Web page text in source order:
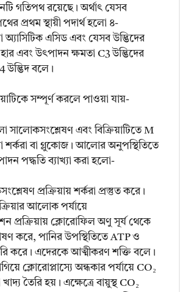
গতিপথ রয়েছে। অর্থাৎ যেসব
প্রথম স্থায়ী পদার্থ হলো ৪-
অ্যাসিটিক এসিড এবং যেসব উদ্ভিদের
এবং উৎপাদন ক্ষমতা C3 উদ্ভিদের
উদ্ভিদ বলে।
সম্পূর্ণ করলে পাওয়া যায়-
সালোকসংশ্লেষণ এবং বিক্রিয়াটিতে M
বা গ্লুকোজ। আলোর অনুপস্থিতিতে
পদ্ধতি ব্যাখ্যা করা হলো-
প্রক্রিয়ায় শর্করা প্রস্তুত করে।
আলোক পর্যায়ে
প্রক্রিয়ায় ক্লোরোফিল অণু সূর্য থেকে
পানির উপস্থিতিতে ATP ও
করে। এদেরকে আত্মীকরণ শক্তি বলে।
ক্লোরোপ্লাস্যে অন্ধকার পর্যায়ে CO₂
তৈরি হয়। এক্ষেত্রে বায়ুস্থ CO₂